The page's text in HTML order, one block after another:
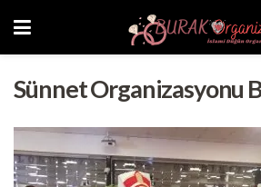
Sünnet Organizasyonu